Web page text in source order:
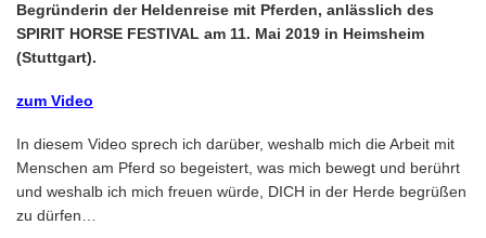
Begründerin der Heldenreise mit Pferden, anlässlich des
SPIRIT HORSE FESTIVAL am 11. Mai 2019 in Heimsheim
(Stuttgart).
zum Video
In diesem Video sprech ich darüber, weshalb mich die Arbeit mit
Menschen am Pferd so begeistert, was mich bewegt und berührt
und weshalb ich mich freuen würde, DICH in der Herde begrüßen
zu dürfen…